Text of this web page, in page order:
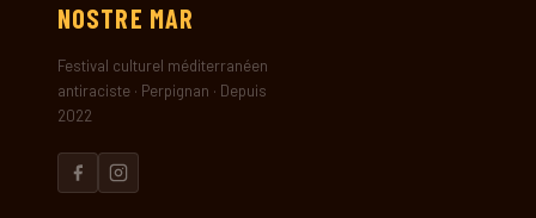
NOSTRE MAR
Festival culturel méditerranéen
antiraciste · Perpignan · Depuis
2022